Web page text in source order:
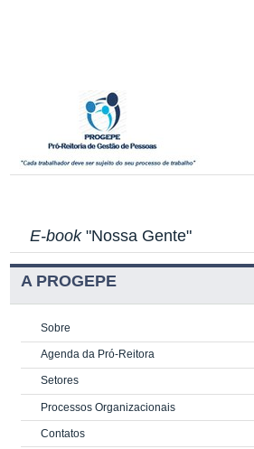
E-book"Nossa Gente"
A PROGEPE
Sobre
Agenda da Pró-Reitora
Setores
Processos Organizacionais
Contatos